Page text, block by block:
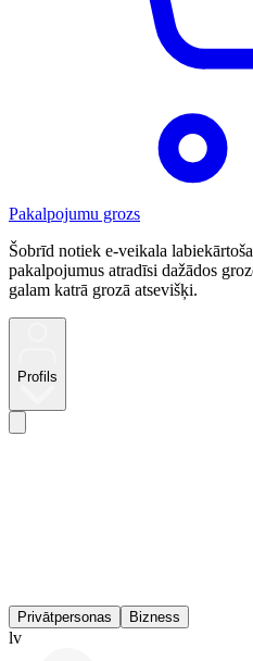
Pakalpojumu grozs
Šobrīd notiek e-veikala
pakalpojumus atradīsi dažādos
galam katrā grozā atsevišķi.
Profils
Privātpersonas Bizness
lv